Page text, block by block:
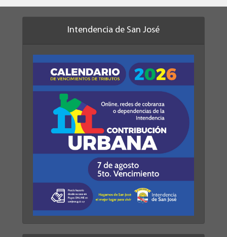
Intendencia de San José